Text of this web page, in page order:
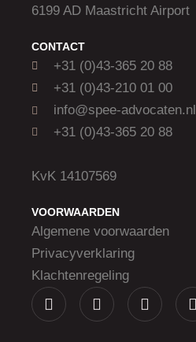
6199 AD Maastricht Airport
CONTACT
+31 (0)43-365 20 88
+31 (0)43-210 01 00
info@spee-advocaten.nl
+31 (0)43-365 20 88
KvK 14107569
VOORWAARDEN
Algemene voorwaarden
Privacyverklaring
Klachtenregeling